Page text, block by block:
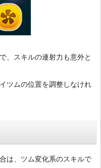
、スキルの連射力も意外と
ツムの位置を調整しなけれ
は、ツム変化系のスキルで